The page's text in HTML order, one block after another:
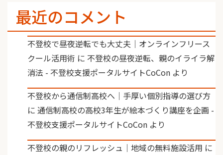
最近のコメント
不登校で昼夜逆転でも大丈夫｜オンラインフリース
クール活用術 に 不登校の昼夜逆転、親のイライラ解
消法 - 不登校支援ポータルサイトCoCon より
不登校から通信制高校へ｜手厚い個別指導の選び方
に 通信制高校の高校3年生が絵本づくり講座を企画 -
不登校支援ポータルサイトCoCon より
不登校の親のリフレッシュ｜地域の無料施設活用 に